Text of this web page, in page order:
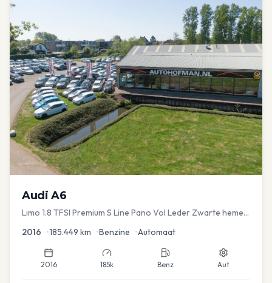
Audi A6
Limo 1.8 TFSI Premium S Line Pano Vol Leder Zwarte hemel
2016 •185.449 km •Benzine •Automaat
2016 185k Benz Aut